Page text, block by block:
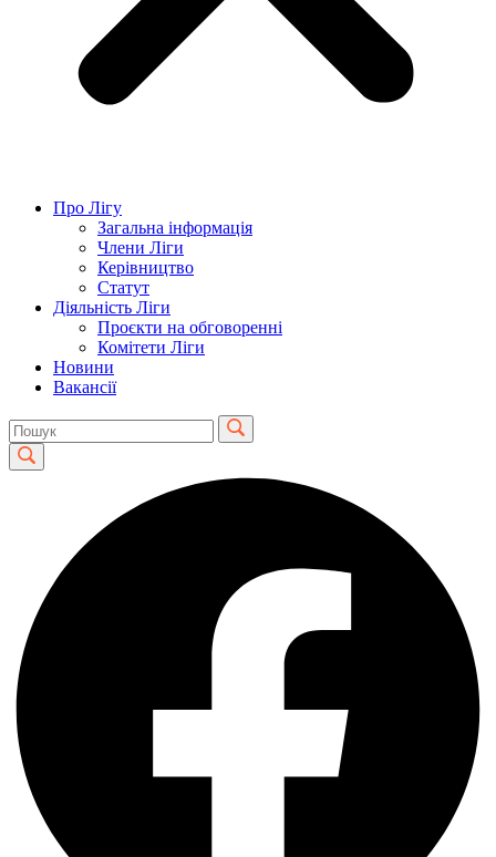
Про Лігу
Загальна інформація
Члени Ліги
Керівництво
Статут
Діяльність Ліги
Проєкти на обговоренні
Комітети Ліги
Новини
Вакансії